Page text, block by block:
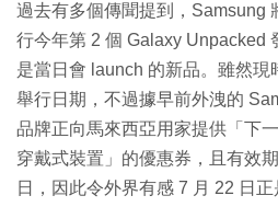
過去有多個傳聞提到，Samsung
行今年第 2 個 Galaxy Unpacked
是當日會 launch 的新品。雖然現
舉行日期，不過據早前外洩的
品牌正向馬來西亞用家提供「下
穿戴式裝置」的優惠券，且有效
日，因此令外界有感 7 月 22 日